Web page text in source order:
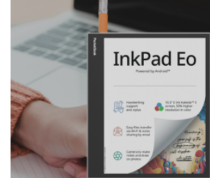
calowy
notatnik